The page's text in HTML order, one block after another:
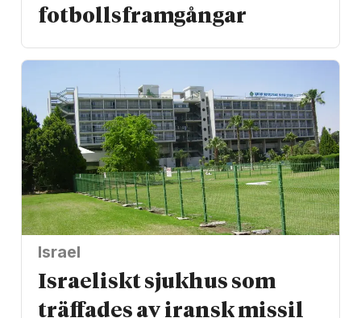
fotbolls­­framgångar
Israel
Israeliskt sjukhus som
träffades av iransk missil